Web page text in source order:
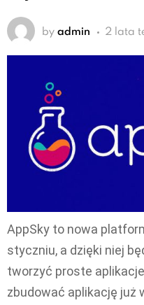
by admin 2 lata
AppSky to nowa
styczniu, a dzięki niej
tworzyć proste
zbudować aplikację już